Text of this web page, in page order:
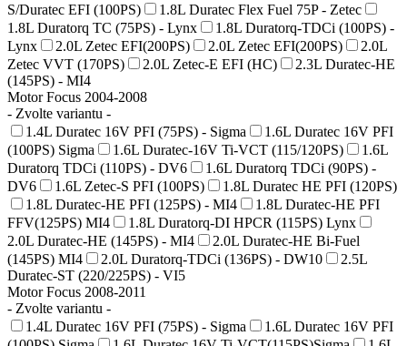
S/Duratec EFI (100PS)
1.8L Duratec Flex Fuel 75P - Zetec
1.8L Duratorq TC (75PS) - Lynx
1.8L Duratorq-TDCi (100PS) -
Lynx
2.0L Zetec EFI(200PS) 2.0L Zetec EFI(200PS)
2.0L
Zetec VVT (170PS)
2.0L Zetec-E EFI (HC)
2.3L Duratec-HE
(145PS) - MI4
Motor Focus 2004-2008
- Zvolte variantu -
1.4L Duratec 16V PFI (75PS) - Sigma
1.6L Duratec 16V PFI
(100PS) Sigma
1.6L Duratec-16V Ti-VCT (115/120PS)
1.6L
Duratorq TDCi (110PS) - DV6
1.6L Duratorq TDCi (90PS) -
DV6
1.6L Zetec-S PFI (100PS)
1.8L Duratec HE PFI (120PS)
1.8L Duratec-HE PFI (125PS) - MI4
1.8L Duratec-HE PFI
FFV(125PS) MI4
1.8L Duratorq-DI HPCR (115PS) Lynx
2.0L Duratec-HE (145PS) - MI4
2.0L Duratec-HE Bi-Fuel
(145PS) MI4
2.0L Duratorq-TDCi (136PS) - DW10
2.5L
Duratec-ST (220/225PS) - VI5
Motor Focus 2008-2011
- Zvolte variantu -
1.4L Duratec 16V PFI (75PS) - Sigma
1.6L Duratec 16V PFI